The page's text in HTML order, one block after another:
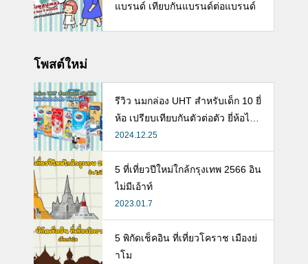
แบรนด์ เทียบกันแบรนด์ต่อแบรนด์
โพสต์ใหม่
รีวิว นมกล่อง UHT สำหรับเด็ก 10 ยี่
ห้อ เปรียบเทียบกันตัวต่อตัว ยี่ห้อไห
นดี พร้อมแนะวิธีการเลือกนมกล่องใ
ห้ลูก
2024.12.25
5 ที่เที่ยวปีใหม่ใกล้กรุงเทพ 2566 อิน
ไม่มีเอ้าท์
2023.01.7
5 พิกัดเช็คอิน ที่เที่ยวโคราช เมืองย่
าโม